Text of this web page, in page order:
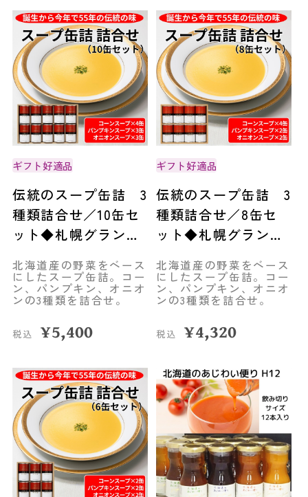
ギフト好適品
伝統のスープ缶詰 3
種類詰合せ／10缶セ
ット◆札幌グランド
北海道産の野菜をベース
にしたスープ缶詰。コー
ン、パンプキン、オニオ
ンの3種類を詰合せ。
税込 ¥5,400
ギフト好適品
伝統のスープ缶詰 3
種類詰合せ／8缶セ
ット◆札幌グランド
北海道産の野菜をベース
にしたスープ缶詰。コー
ン、パンプキン、オニオ
ンの3種類を詰合せ。
税込 ¥4,320